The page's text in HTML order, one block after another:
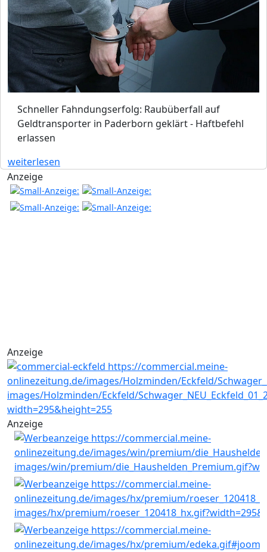
Schneller Fahndungserfolg: Raubüberfall auf
Geldtransporter in Paderborn geklärt - Haftbefehl
erlassen
weiterlesen
Anzeige
Anzeige
Anzeige